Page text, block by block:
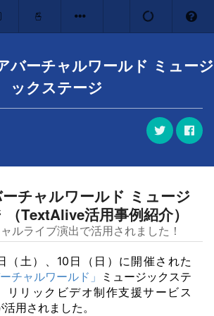
バーチャルワールド ミュージ
ックステージ
チャルワールド ミュージ
TextAlive活用事例紹介）
ルライブ演出で活用されました！
（土）、10日（日）に開催された
チャルワールド」
ミュージックステ
リリックビデオ制作支援サービス
用されました。